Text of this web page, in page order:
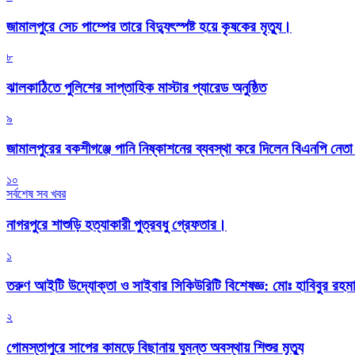
জামালপুরে সেচ পাম্পের তারে বিদ্যুৎস্পষ্ট হয়ে কৃষকের মৃত্যু।
৮
‎ঝালকাঠিতে পুলিশের সাপ্তাহিক মাস্টার প্যারেড অনুষ্ঠিত
৯
জামালপুরের বকশীগঞ্জে পানি নিষ্কাশনের ব্যবস্থা করে দিলেন বিএনপি
১০
সর্বশেষ সব খবর
নাগরপুরে শাশুড়ি হত্যাকারী পুত্রবধু গ্রেফতার।
১
তরুণ আইটি উদ্যোক্তা ও সাইবার সিকিউরিটি বিশেষজ্ঞ: মোঃ হাবিবুর
২
গোমস্তাপুরে সাপের কামড়ে বিছানায় ঘুমন্ত অবস্থায় শিশুর মৃত্যু